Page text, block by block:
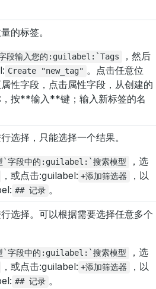
的标签。
段输入您的:guilabel:`Tags
，然后
Create "new_tag" 。点击任意位
性字段，点击属性字段，从创建的
按**输入**键；输入新标签的名
选择，只能选择一个结果。
`字段中的:guilabel:`搜索模型
，选
，或点击:guilabel: +添加筛选器
，以
## 记录 。
选择。可以根据需要选择任意多个
`字段中的:guilabel:`搜索模型
，选
，或点击:guilabel: +添加筛选器
，以
## 记录 。